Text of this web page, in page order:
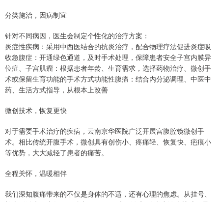
分类施治，因病制宜
针对不同病因，医生会制定个性化的治疗方案：
炎症性疾病：采用中西医结合的抗炎治疗，配合物理疗法促进炎症吸
收急腹症：开通绿色通道，及时手术处理，保障患者安全子宫内膜异
位症、子宫肌瘤：根据患者年龄、生育需求，选择药物治疗、微创手
术或保留生育功能的手术方式功能性腹痛：结合内分泌调理、中医中
药、生活方式指导，从根本上改善
微创技术，恢复更快
对于需要手术治疗的疾病，云南京华医院广泛开展宫腹腔镜微创手
术。相比传统开腹手术，微创具有创伤小、疼痛轻、恢复快、疤痕小
等优势，大大减轻了患者的痛苦。
全程关怀，温暖相伴
我们深知腹痛带来的不仅是身体的不适，还有心理的焦虑。从挂号、